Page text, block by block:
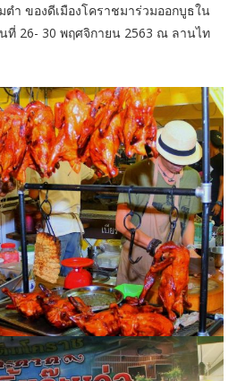
ตำ ของดีเมืองโคราชมาร่วมออกบูธใน
ที่ 26- 30 พฤศจิกายน 2563 ณ ลานไท